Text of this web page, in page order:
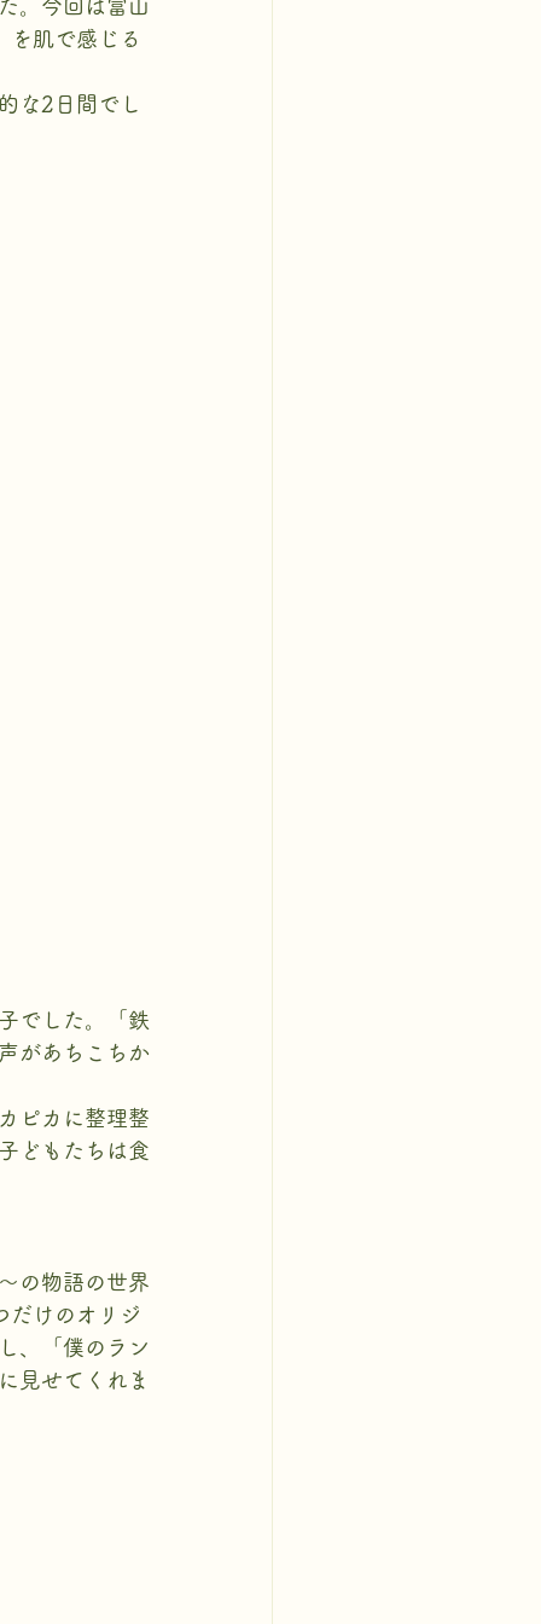
。今回は富山
を肌で感じる
な2日間でし
でした。「鉄
があちこちか
ピカに整理整
どもたちは食
の物語の世界
だけのオリジ
、「僕のラン
見せてくれま